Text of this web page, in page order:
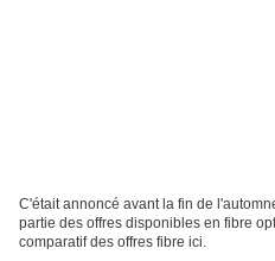
C'était annoncé avant la fin de
partie des offres disponibles en fibre
comparatif des offres fibre ici.